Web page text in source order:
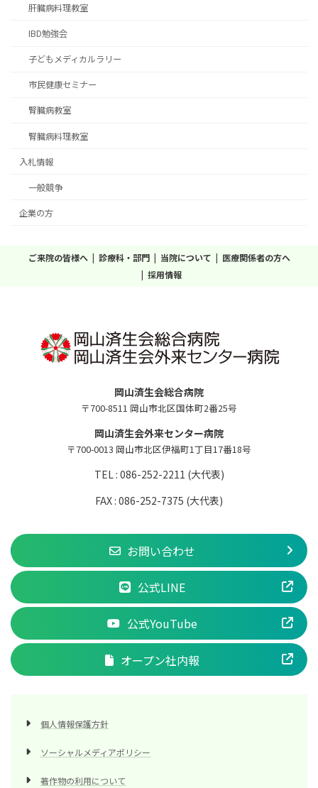
肝臓病料理教室
IBD勉強会
子どもメディカルラリー
市民健康セミナー
腎臓病教室
腎臓病料理教室
入札情報
一般競争
企業の方
ご来院の皆様へ 診療科・部門 当院について
医療関係者の方へ
採用情報
岡山済生会総合病院
〒700-8511 岡山市北区国体町2番25号
岡山済生会外来センター病院
〒700-0013 岡山市北区伊福町1丁目17番18号
TEL : 086-252-2211 (大代表)
FAX : 086-252-7375 (大代表)
お問い合わせ
公式LINE
公式YouTube
オープン社内報
個人情報保護方針
ソーシャルメディアポリシー
著作物の利用について